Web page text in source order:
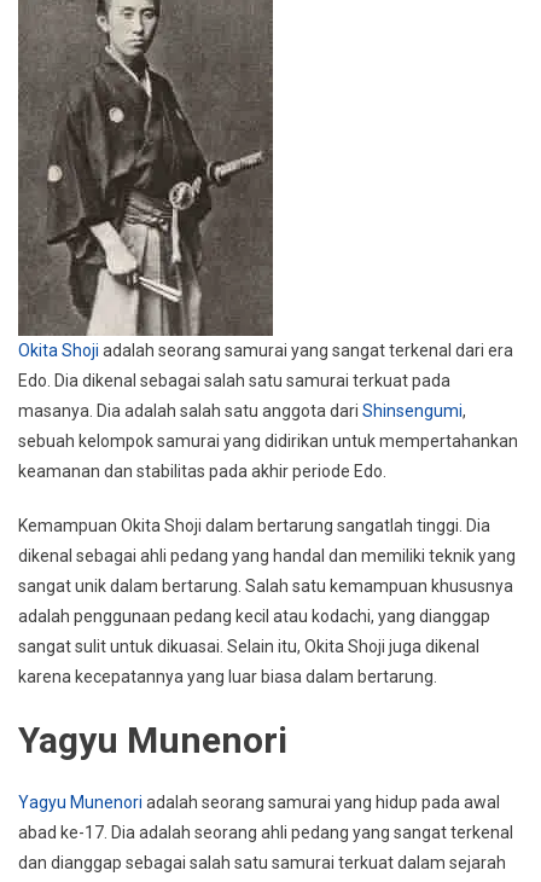
Okita Shoji adalah seorang samurai yang sangat terkenal dari era
Edo. Dia dikenal sebagai salah satu samurai terkuat pada
masanya. Dia adalah salah satu anggota dari Shinsengumi,
sebuah kelompok samurai yang didirikan untuk mempertahankan
keamanan dan stabilitas pada akhir periode Edo.
Kemampuan Okita Shoji dalam bertarung sangatlah tinggi. Dia
dikenal sebagai ahli pedang yang handal dan memiliki teknik yang
sangat unik dalam bertarung. Salah satu kemampuan khususnya
adalah penggunaan pedang kecil atau kodachi, yang dianggap
sangat sulit untuk dikuasai. Selain itu, Okita Shoji juga dikenal
karena kecepatannya yang luar biasa dalam bertarung.
Yagyu Munenori
Yagyu Munenori adalah seorang samurai yang hidup pada awal
abad ke-17. Dia adalah seorang ahli pedang yang sangat terkenal
dan dianggap sebagai salah satu samurai terkuat dalam sejarah